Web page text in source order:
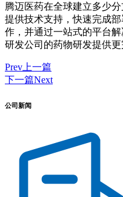
腾迈医药在全球建立多少分
提供技术支持，快速完成
作，并通过一站式的平台
研发公司的药物研发提供更
Prev 上一篇
下一篇Next
公司新闻